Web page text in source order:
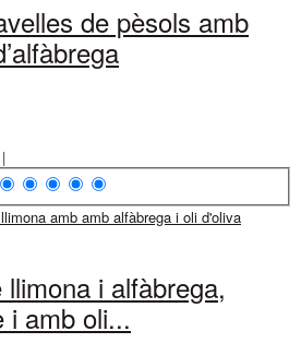
de pèsols amb
|
i alfàbrega,
i amb oli...